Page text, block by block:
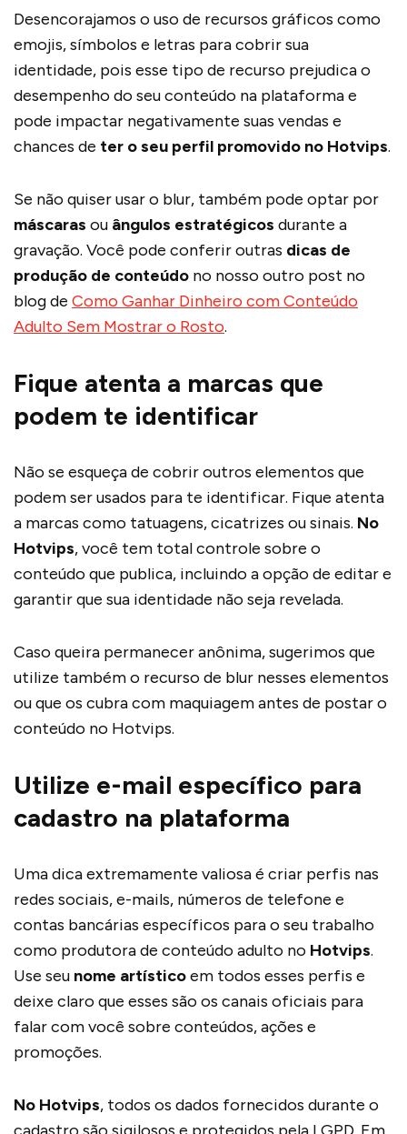
Desencorajamos o uso de recursos gráficos como
emojis, símbolos e letras para cobrir sua
identidade, pois esse tipo de recurso prejudica o
desempenho do seu conteúdo na plataforma e
pode impactar negativamente suas vendas e
chances de ter o seu perfil promovido no Hotvips.
Se não quiser usar o blur, também pode optar por
máscaras ou ângulos estratégicos durante a
gravação. Você pode conferir outras dicas de
produção de conteúdo no nosso outro post no
blog de Como Ganhar Dinheiro com Conteúdo
Adulto Sem Mostrar o Rosto.
Fique atenta a marcas que
podem te identificar
Não se esqueça de cobrir outros elementos que
podem ser usados para te identificar. Fique atenta
a marcas como tatuagens, cicatrizes ou sinais. No
Hotvips, você tem total controle sobre o
conteúdo que publica, incluindo a opção de editar e
garantir que sua identidade não seja revelada.
Caso queira permanecer anônima, sugerimos que
utilize também o recurso de blur nesses elementos
ou que os cubra com maquiagem antes de postar o
conteúdo no Hotvips.
Utilize e-mail específico para
cadastro na plataforma
Uma dica extremamente valiosa é criar perfis nas
redes sociais, e-mails, números de telefone e
contas bancárias específicos para o seu trabalho
como produtora de conteúdo adulto no Hotvips.
Use seu nome artísticoem todos esses perfis e
deixe claro que esses são os canais oficiais para
falar com você sobre conteúdos, ações e
promoções.
No Hotvips, todos os dados fornecidos durante o